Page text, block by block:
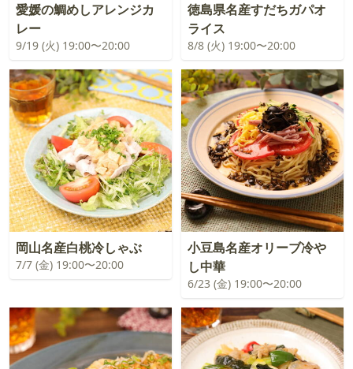
愛媛の鯛めしアレンジカ
レー
9/19 (火) 19:00〜20:00
徳島県名産すだちガパオ
ライス
8/8 (火) 19:00〜20:00
岡山名産白桃冷しゃぶ
7/7 (金) 19:00〜20:00
小豆島名産オリーブ冷や
し中華
6/23 (金) 19:00〜20:00